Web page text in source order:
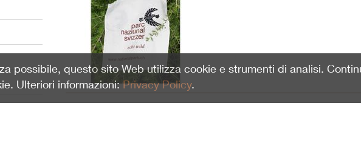
possibile, questo sito Web utilizza cookie e strumenti di analisi.
Ulteriori informazioni:Privacy Policy.